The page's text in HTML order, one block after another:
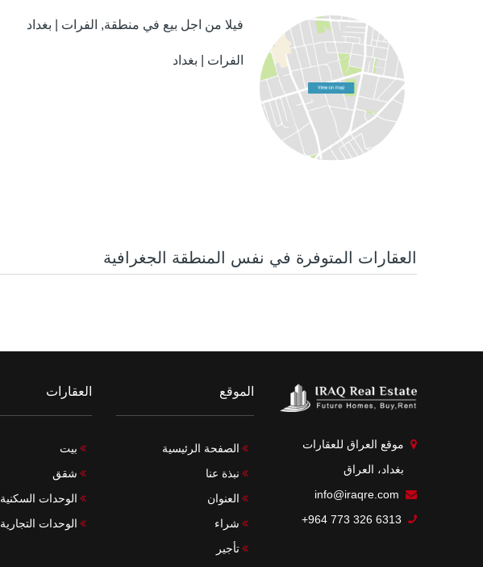
فيلا من اجل بيع في منطقة, الفرات | بغداد
الفرات | بغداد
العقارات المتوفرة في نفس المنطقة الجغرافية
موقع العراق للعقارات
بغداد، العراق
info@iraqre.com
+964 773 326 6313
الموقع
الصفحة الرئيسية
نبذة عنا
العنوان
شراء
تأجير
العقارات
بيت
شقق
الوحدات السكنية
الوحدات التجارية